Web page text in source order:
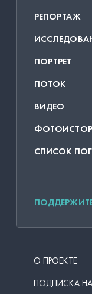
РЕПОРТАЖ
ПОРТРЕТ
ПОТОК
ВИДЕО
СПИСОК
О ПРОЕКТЕ
ПОДПИСКА